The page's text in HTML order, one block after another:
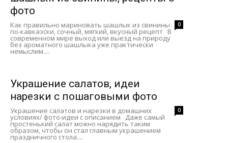
фото
0
Как правильно мариновать шашлык из свинины
по-кавказски, сочный, мягкий, вкусный рецепт В
современном мире выход или выезд на природу
без ароматного шашлыка уже практически
немыслим....
Украшение салатов, идеи
нарезки с пошаговыми фото
0
Украшение салатов и нарезки в домашних
условиях/ фото-идеи с описанием Даже самый
простенький салат можно нарядить таким
образом, чтобы он стал главным украшением
праздничного стола....